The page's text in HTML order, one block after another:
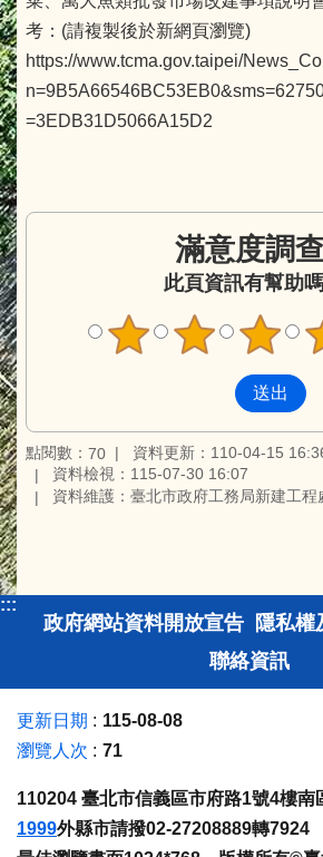
考：(請複製後於新網頁瀏覽)
https://www.tcma.gov.taipei/
=3EDB31D5066A15D2
滿意度調
此頁資訊有幫助
點閱數： 70
資料更新：110-04-15
資料檢視：115-07-30 16:07
資料維護：臺北市政府工務局新建工程
:::
政府網站資料開放宣告 隱私權
聯絡資訊
更新日期
115-08-08
瀏覽人次
71
110204 臺北市信義區市府路1號4樓南
1999外縣市請撥02-27208889轉7924